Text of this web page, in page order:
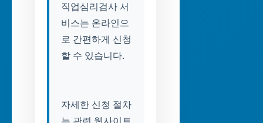
직업심리검사 서
비스는 온라인으
로 간편하게 신청
할 수 있습니다.
자세한 신청 절차
는 관련 웹사이트